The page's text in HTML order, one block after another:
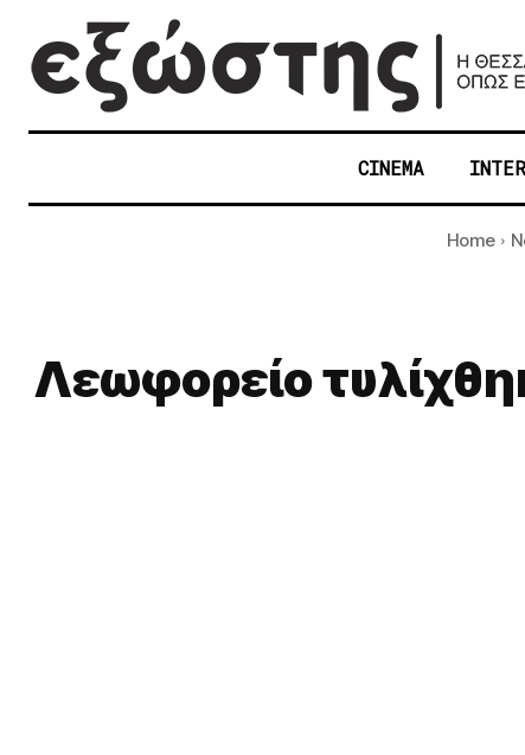
CINEMA
Home
Λεωφορείο